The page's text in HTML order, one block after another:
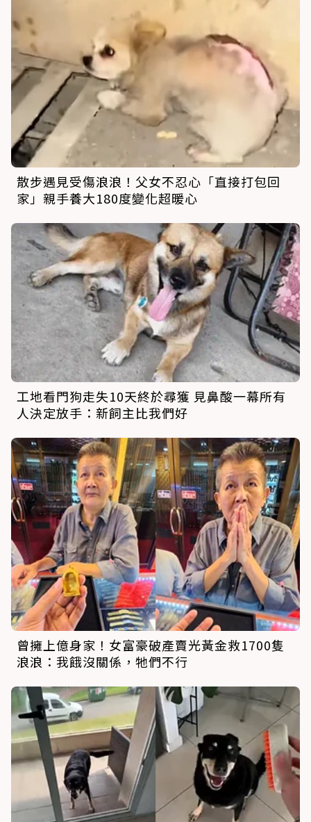
散步遇見受傷浪浪！父女不忍心「直接打包回
家」親手養大180度變化超暖心
工地看門狗走失10天終於尋獲 見鼻酸一幕所有
人決定放手：新飼主比我們好
曾擁上億身家！女富豪破產賣光黃金救1700隻
浪浪：我餓沒關係，牠們不行